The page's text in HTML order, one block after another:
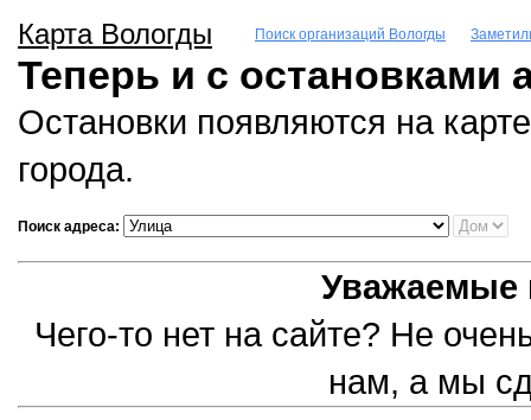
Карта Вологды Поиск организаций Вологды
Теперь и с остановками
Остановки появляются на
города.
Поиск адреса:
Уважаемые
Чего-то нет на сайте? Не
нам, а мы